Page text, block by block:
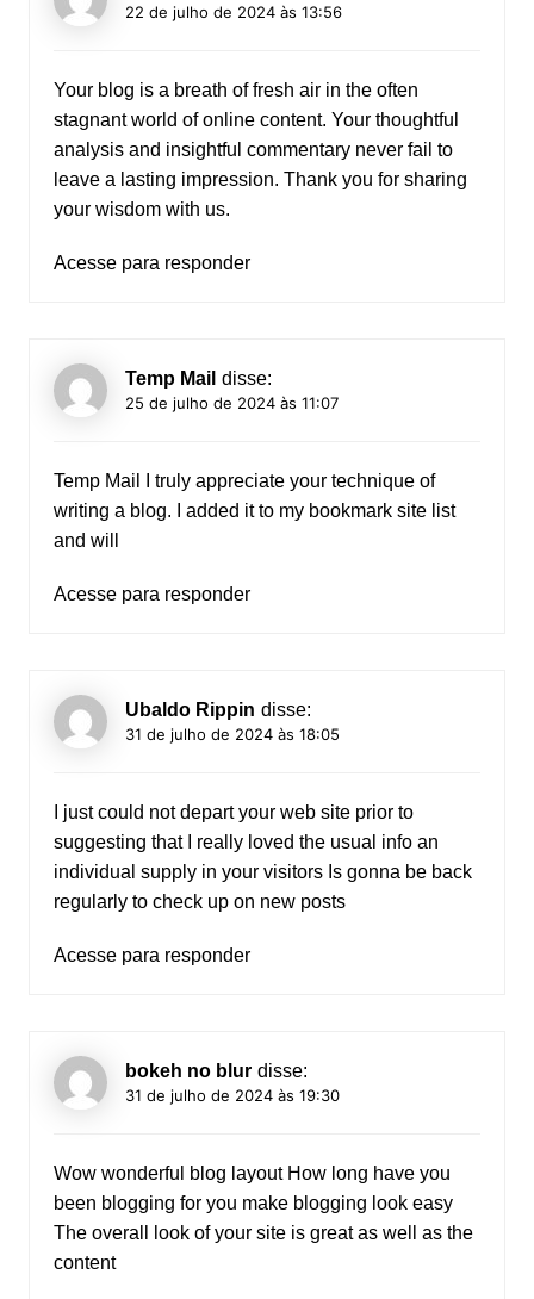
22 de julho de 2024 às 13:56
Your blog is a breath of fresh air in the often
stagnant world of online content. Your thoughtful
analysis and insightful commentary never fail to
leave a lasting impression. Thank you for sharing
your wisdom with us.
Acesse para responder
Temp Mail disse:
25 de julho de 2024 às 11:07
Temp Mail
I truly appreciate your technique of
writing a blog. I added it to my bookmark site list
and will
Acesse para responder
Ubaldo Rippin disse:
31 de julho de 2024 às 18:05
I just could not depart your web site prior to
suggesting that I really loved the usual info an
individual supply in your visitors Is gonna be back
regularly to check up on new posts
Acesse para responder
bokeh no blur disse:
31 de julho de 2024 às 19:30
Wow wonderful blog layout How long have you
been blogging for you make blogging look easy
The overall look of your site is great as well as the
content